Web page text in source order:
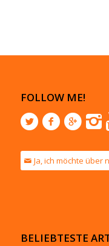
FOLLOW ME!
Ja, ich möchte über
BELIEBTESTE